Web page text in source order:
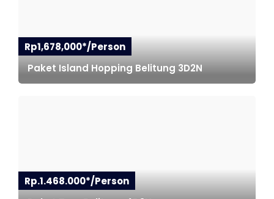
Rp1,678,000*/Person
Paket Island Hopping Belitung 3D2N
Rp.1.468.000*/Person